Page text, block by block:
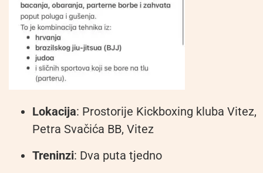
Lokacija: Prostorije Kickboxing kluba Vitez,
Petra Svačića BB, Vitez
Treninzi: Dva puta tjedno